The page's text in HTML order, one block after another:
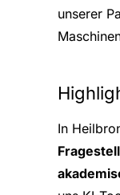
unserer
In